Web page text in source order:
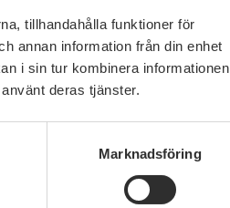
tillhandahålla funktioner för
annan information från din enhet
i sin tur kombinera informationen
deras tjänster.
Marknadsföring